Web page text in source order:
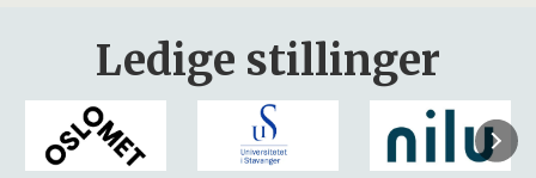
Ledige stillinger